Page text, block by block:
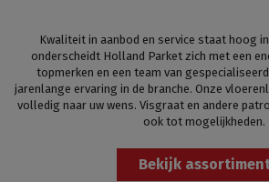
Kwaliteit in aanbod en service staat hoog
onderscheidt Holland Parket zich met een
topmerken en een team van
jarenlange ervaring in de branche. Onze
volledig naar uw wens. Visgraat en andere
ook tot mogelijkheden.
Bekijk